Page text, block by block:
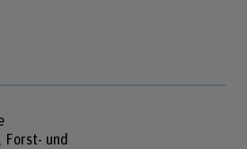
Forst- und